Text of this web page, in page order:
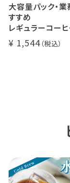
大容量パック・
すすめ
レギュラーコー
イツモブレンド
1,544